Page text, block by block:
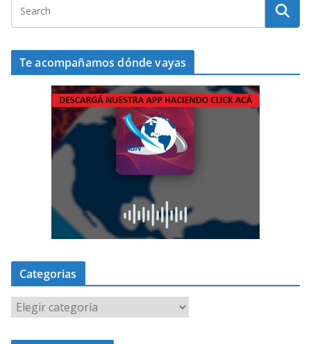
Te acompañamos dónde vayas
Categorias
a
t